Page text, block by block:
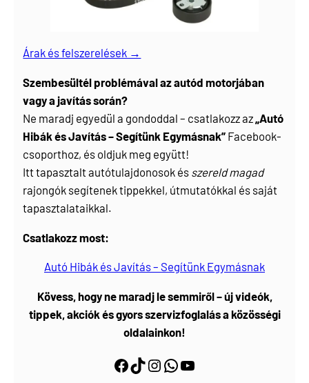
Árak és felszerelések →
Szembesültél problémával az autód motorjában
vagy a javítás során?
Ne maradj egyedül a gondoddal – csatlakozz az „Autó
Hibák és Javítás – Segítünk Egymásnak” Facebook-
csoporthoz, és oldjuk meg együtt!
Itt tapasztalt autótulajdonosok és szereld magad
rajongók segítenek tippekkel, útmutatókkal és saját
tapasztalataikkal.
Csatlakozz most:
Autó Hibák és Javítás – Segítünk Egymásnak
Kövess, hogy ne maradj le semmiről – új videók,
tippek, akciók és gyors szervizfoglalás a közösségi
oldalainkon!
Facebook https://www.tiktok.com/@myautoszerviz.hu https://www.instagram.com/myautoszerviz.hu/ wa.me/36202877611 YouTube